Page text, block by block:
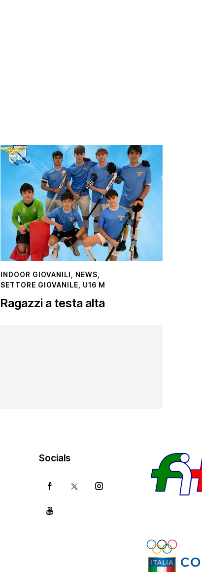
INDOOR GIOVANILI NEWS
SETTORE GIOVANILE
U16 M
Ragazzi a testa alta
Socials